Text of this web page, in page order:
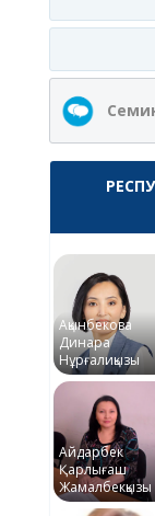
Ақынбекова
Динара
Нұрғалиқызы
Айдарбек
Қарлығаш
Жамалбекқызы